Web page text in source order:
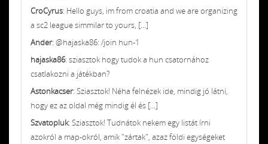
CroCyrus: Hello guys, im from croatia and we are organizing
a sc2 league simmilar to yours, [...]
Ander: @hajaska86: /join hun-1
hajaska86: sziasztok hogy tudok a hun csatornához
csatlakozni a játékban?
Astonkacser: Sziasztok! Néha felnézek ide, mindig jó látni,
hogy ez az oldal még mindig él és [...]
Szvatopluk: Sziasztok! Tudnátok nekem egy listát írni
azokról a map-okról, amik "zártak", azaz földi egységeket